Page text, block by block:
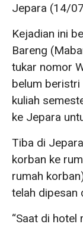
Jepara (14/
Kejadian ini
Bareng
tukar nomor
belum beristri
kuliah
ke Jepara
Tiba di
korban ke
rumah
telah dipesan
“Saat di hotel